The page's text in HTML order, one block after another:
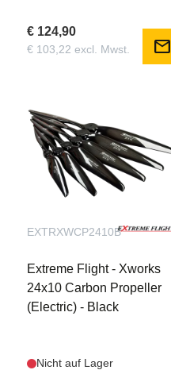
€ 124,90
€ 103,22 excl. Mwst. mail
EXTRXWCP2410B
Extreme Flight - Xworks
24x10 Carbon Propeller
(Electric) - Black
Nicht auf Lager